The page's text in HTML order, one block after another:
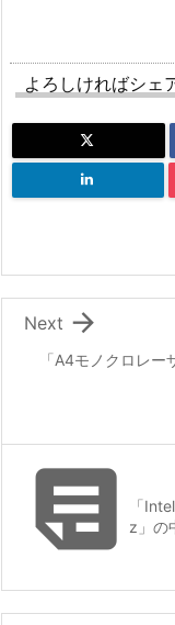
よろしければシェ
「A4モノクロレ

Next
 「
z」の